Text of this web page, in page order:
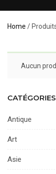
Home /
Aucun
Antique
Art
Asie